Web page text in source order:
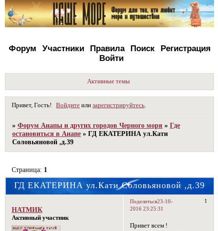
Форум Участники Правила Поиск
Регистрация
Войти
Активные темы
Привет, Гость! Войдите илизарегистрируйтесь
»Форум Анапы и других городов Черного моря »Где
остановиться в Анапе »ГД ЕКАТЕРИНА ул.Кати
Соловьяновой ,д.39
ГД ЕКАТЕРИНА ул.Кати Соловьяновой ,д.39
Страница: 1
Поделиться 1
23-10-
2016 23:25:31
НАТМИК
Активный участник
Привет всем !